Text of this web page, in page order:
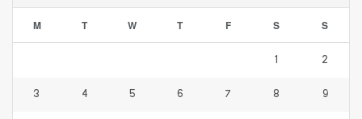
M T W T F S S
1 2
3 4 5 6 7 8 9